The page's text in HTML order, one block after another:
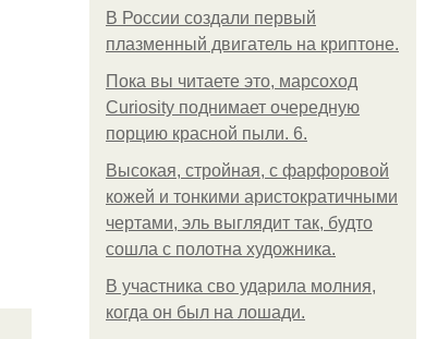
В России создали первый
плазменный двигатель на криптоне.
Пока вы читаете это, марсоход
Curiosity поднимает очередную
порцию красной пыли. 6.
Высокая, стройная, с фарфоровой
кожей и тонкими аристократичными
чертами, эль выглядит так, будто
сошла с полотна художника.
В участника сво ударила молния,
когда он был на лошади.